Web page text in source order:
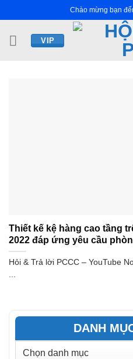
qua
nội
Chào mừng bạn
VIP
Thiết kế kệ hàng cao tầng
2022 đáp ứng yêu cầu
Hỏi & Trả lời PCCC – YouTube
DANH
DANH